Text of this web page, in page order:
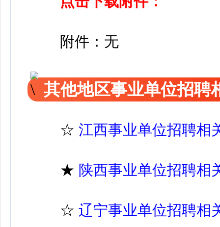
附件：无
其他地区事业单位招聘
☆ 江西事业单位招聘相
★ 陕西事业单位招聘相
☆ 辽宁事业单位招聘相